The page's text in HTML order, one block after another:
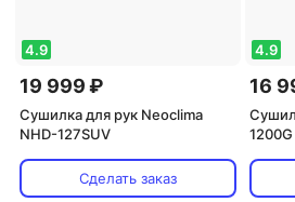
4.9
19 999 ₽
Сушилка для рук Neoclima
NHD-127SUV
Сделать заказ
4.9
16
1200G